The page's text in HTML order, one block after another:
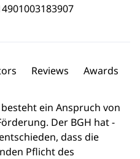
Reviews Awards
besteht ein Anspruch von
Der BGH hat -
dass die
Pflicht des